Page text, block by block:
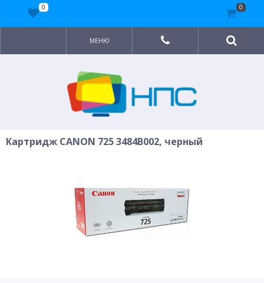
МЕНЮ
Картридж CANON 725 3484B002, черный
0 0